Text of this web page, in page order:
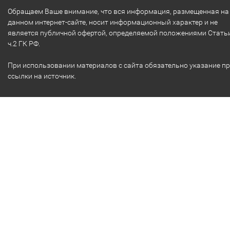
Обращаем Ваше внимание, что вся информация, размещенная на
данном интернет-сайте, носит информационный характер и не
является публичной офертой, определяемой положениями
ч.2 ГК РФ.
При использовании материалов с сайта обязательно указание
ссылки на источник.